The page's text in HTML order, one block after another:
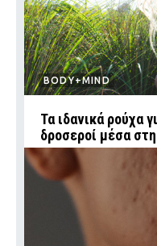
BODY+MIND
Τα ιδανικά ρούχα
δροσεροί μέσα